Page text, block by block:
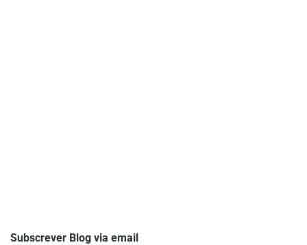
Subscrever Blog via email